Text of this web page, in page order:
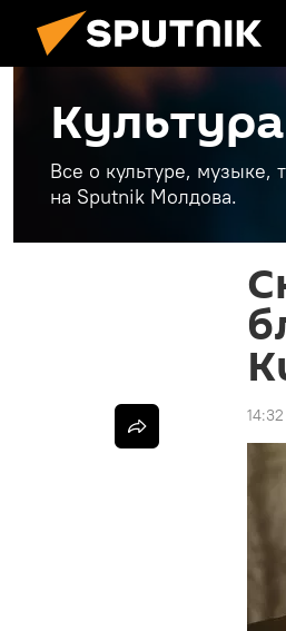
Культура
Все о культуре, музыке,
на Sputnik Молдова.